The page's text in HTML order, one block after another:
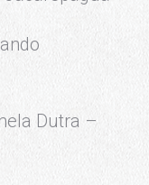
Dutra –